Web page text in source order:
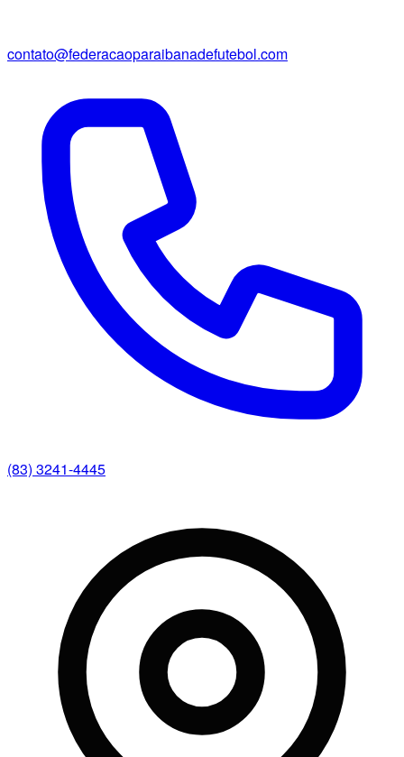
contato@federacaoparaibanadefutebol.com
(83) 3241-4445